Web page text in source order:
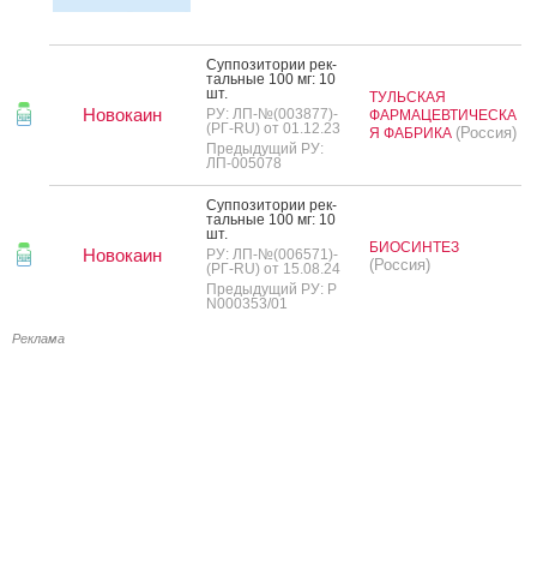
Новокаин
Суп­по­зито­рии рек­
таль­ные 100 мг: 10
шт.
РУ: ЛП-№(003877)-
(РГ-RU) от 01.12.23
Предыдущий РУ:
ЛП-005078
ТУЛЬСКАЯ
ФАРМАЦЕВТИЧЕСКА
Я ФАБРИКА (Россия)
Новокаин
Суп­по­зито­рии рек­
таль­ные 100 мг: 10
шт.
РУ: ЛП-№(006571)-
(РГ-RU) от 15.08.24
Предыдущий РУ: Р
N000353/01
БИОСИНТЕЗ
(Россия)
Реклама